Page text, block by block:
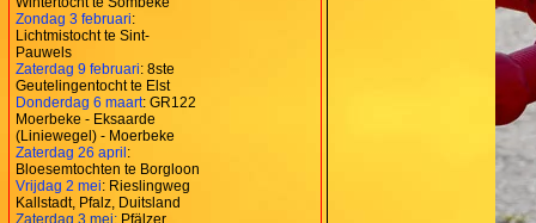
Zondag 3 februari:
Lichtmistocht te Sint-
Pauwels
Zaterdag 9 februari: 8ste
Geutelingentocht te Elst
Donderdag 6 maart: GR122
Moerbeke - Eksaarde
(Liniewegel) - Moerbeke
Zaterdag 26 april:
Bloesemtochten te Borgloon
Vrijdag 2 mei: Rieslingweg
Kallstadt, Pfalz, Duitsland
Zaterdag 3 mei: Pfälzer